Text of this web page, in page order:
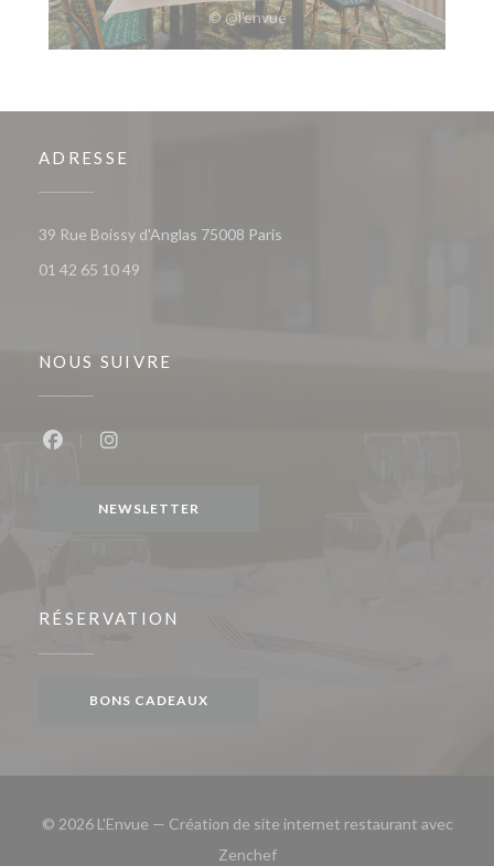
© @l'envue
ADRESSE
39 Rue Boissy d'Anglas 75008 Paris
01 42 65 10 49
NOUS SUIVRE
NEWSLETTER
RÉSERVATION
BONS CADEAUX
© 2026 L'Envue — Création de site internet restaurant avec
Zenchef((ouvre une nouvelle fenêtre))